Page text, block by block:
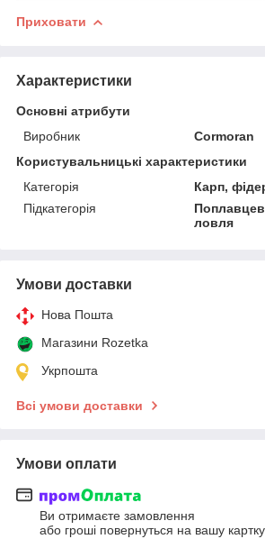
Приховати
Характеристики
Основні атрибути
Виробник
Cormoran
Користувальницькі характеристики
Категорія
Карп,
Підкатегорія
ловля
Умови доставки
Нова Пошта
Магазини Rozetka
Укрпошта
Всі умови доставки
Умови оплати
Ви отримаєте замовлення
або гроші повернуться на вашу картку